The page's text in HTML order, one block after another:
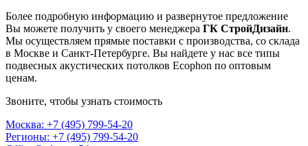
Более подробную информацию и развернутое предложение
Вы можете получить у своего менеджера ГК СтройДизайн.
Мы осуществляем прямые поставки с производства, со склада
в Москве и Санкт-Петербурге. Вы найдете у нас все типы
подвесных акустических потолков Ecophon по оптовым
ценам.
Звоните, чтобы узнать стоимость
Москва: +7 (495) 799-54-20
Регионы: +7 (495) 799-54-20